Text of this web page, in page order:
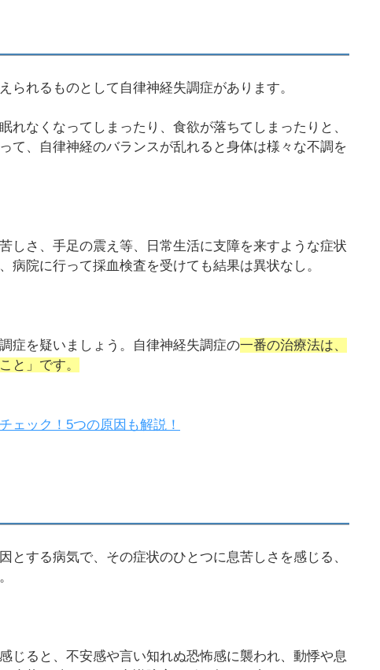
られるものとして自律神経失調症があります。
れなくなってしまったり、食欲が落ちてしまったりと、
て、自律神経のバランスが乱れると身体は様々な不調を
しさ、手足の震え等、日常生活に支障を来すような症状
病院に行って採血検査を受けても結果は異状なし。
症を疑いましょう。自律神経失調症の一番の治療法は、
と」です。
ェック！5つの原因も解説！
とする病気で、その症状のひとつに息苦しさを感じる、
じると、不安感や言い知れぬ恐怖感に襲われ、動悸や息